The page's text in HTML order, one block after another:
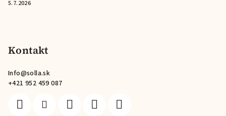
5.7.2026
Kontakt
Info@solla.sk
+421 952 459 087